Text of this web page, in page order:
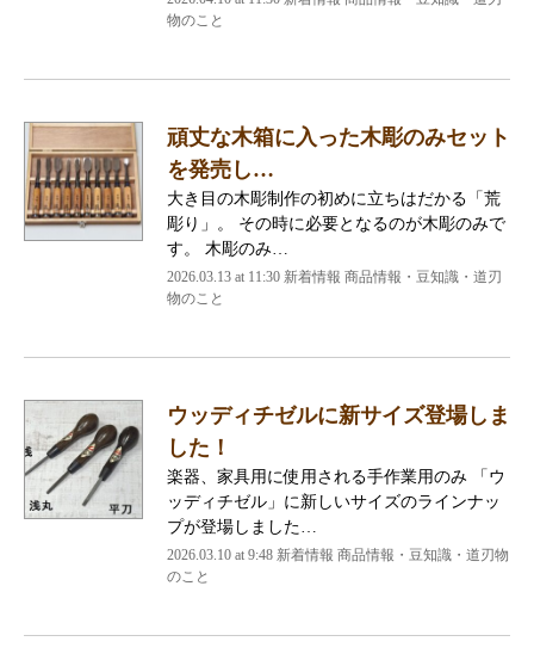
物のこと
頑丈な木箱に入った木彫のみセット
を発売し…
大き目の木彫制作の初めに立ちはだかる「荒
彫り」。 その時に必要となるのが木彫のみで
す。 木彫のみ…
2026.03.13 at 11:30 新着情報 商品情報・豆知識・道刃
物のこと
ウッディチゼルに新サイズ登場しま
した！
楽器、家具用に使用される手作業用のみ 「ウ
ッディチゼル」に新しいサイズのラインナッ
プが登場しました…
2026.03.10 at 9:48 新着情報 商品情報・豆知識・道刃物
のこと